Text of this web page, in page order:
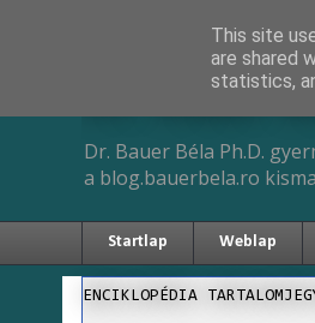
Dr. Bauer
Dr. Bauer Béla Ph.D.
a blog.bauerbela.ro
Startlap Weblap
ENCIKLOPÉDIA
This site
are shared
statistics,